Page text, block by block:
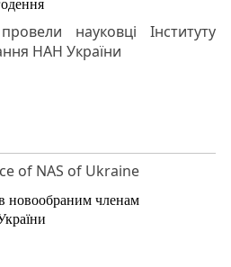
науковці Інституту
НАН України
of NAS of Ukraine
новообраним членам